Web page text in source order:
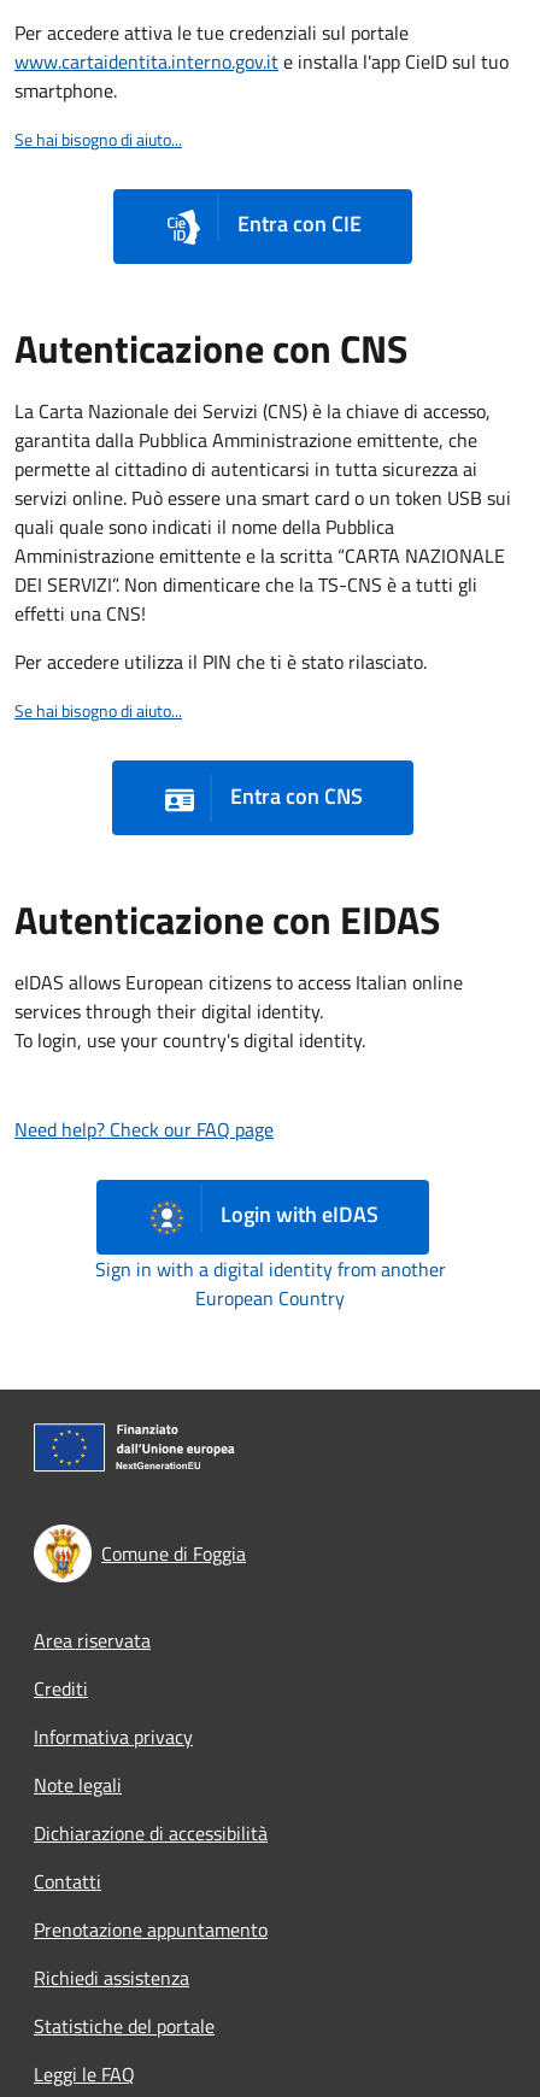
Per accedere attiva le tue credenziali sul portale
www.cartaidentita.interno.gov.ite installa l'app CieID sul tuo
smartphone.
Se hai bisogno di aiuto...
Entra con CIE
Autenticazione con CNS
La Carta Nazionale dei Servizi (CNS) è la chiave di accesso,
garantita dalla Pubblica Amministrazione emittente, che
permette al cittadino di autenticarsi in tutta sicurezza ai
servizi online. Può essere una smart card o un token USB sui
quali quale sono indicati il nome della Pubblica
Amministrazione emittente e la scritta “CARTA NAZIONALE
DEI SERVIZI”. Non dimenticare che la TS-CNS è a tutti gli
effetti una CNS!
Per accedere utilizza il PIN che ti è stato rilasciato.
Se hai bisogno di aiuto...
Entra con CNS
Autenticazione con EIDAS
eIDAS allows European citizens to access Italian online
services through their digital identity.
To login, use your country's digital identity.
Need help? Check our FAQ page
Login with eIDAS
Sign in with a digital identity from another
European Country
Comune di Foggia
Footer menu
Area riservata
Crediti
Informativa privacy
Note legali
Dichiarazione di accessibilità
Contatti
Prenotazione appuntamento
Richiedi assistenza
Statistiche del portale
Leggi le FAQ